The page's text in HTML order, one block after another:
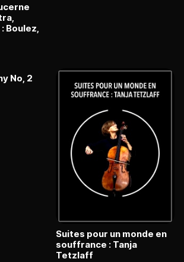
Boulez,
No, 2
Suites pour un monde en
souffrance : Tanja
Tetzlaff